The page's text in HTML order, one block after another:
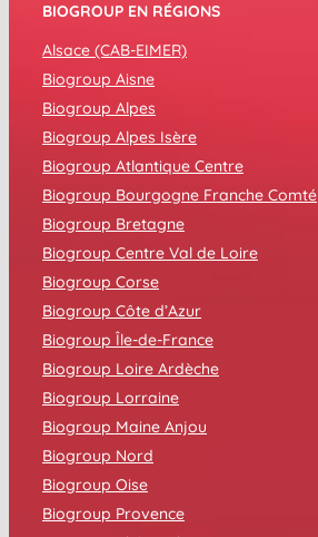
BIOGROUP EN RÉGIONS
Alsace (CAB-EIMER)
Biogroup Aisne
Biogroup Alpes
Biogroup Alpes Isère
Biogroup Atlantique Centre
Biogroup Bourgogne Franche Comté
Biogroup Bretagne
Biogroup Centre Val de Loire
Biogroup Corse
Biogroup Côte d’Azur
Biogroup Île-de-France
Biogroup Loire Ardèche
Biogroup Lorraine
Biogroup Maine Anjou
Biogroup Nord
Biogroup Oise
Biogroup Provence